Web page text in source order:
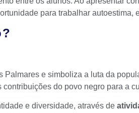
para trabalhar autoestima,
e simboliza a luta da
do povo negro para a
e diversidade, através de